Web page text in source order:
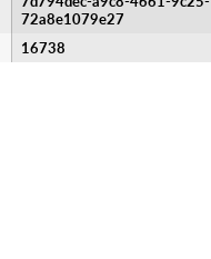
72a8e1079e27
16738